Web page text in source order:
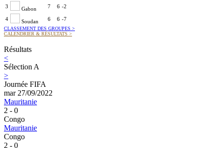
3 Gabon 7 6 -2
4 Soudan 6 6 -7
CLASSEMENT DES GROUPES >
CALENDRIER & RÉSULTATS >
Résultats
<
Sélection A
>
Journée FIFA
mar 27/09/2022
Mauritanie
2 - 0
Congo
Mauritanie
Congo
2 - 0